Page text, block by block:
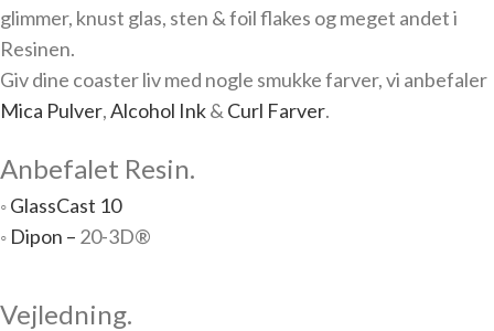
glimmer, knust glas, sten & foil flakes og meget andet i
Resinen.
Giv dine coaster liv med nogle smukke farver, vi anbefaler
Mica Pulver,Alcohol Ink& Curl Farver.
Anbefalet Resin.
◦GlassCast 10
◦ Dipon – 20-3D®
Vejledning.